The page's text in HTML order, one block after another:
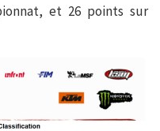
et 26 points sur